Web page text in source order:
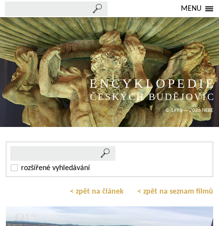
MENU
ENCYKLOPEDIE
ČESKÝCH BUDĚJOVIC
© 1998 — 2026 NEBE
rozšířené vyhledávání
< zpět na článek < zpět na seznam filmů